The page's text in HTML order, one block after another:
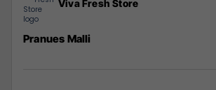
Viva Fresh Store
Pranues Malli